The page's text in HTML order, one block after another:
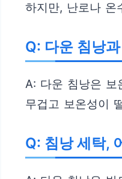
하지만, 난로나 온
Q: 다운 침낭
A: 다운 침낭은 보
무겁고 보온성이
Q: 침낭 세탁,